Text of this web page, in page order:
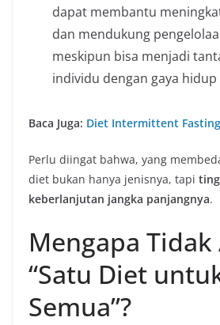
dapat membantu
dan mendukung
meskipun bisa menjadi
individu dengan gaya hidup
Baca Juga: Diet Intermittent Fasting
Perlu diingat bahwa, yang
diet bukan hanya jenisnya, tapi
keberlanjutan jangka panjangnya.
Mengapa Tidak
“Satu Diet
Semua”?